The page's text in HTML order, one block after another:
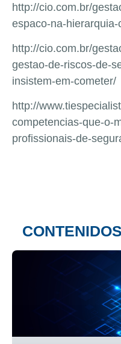
http://cio.com.br/
espaco-na-
http://cio.com.br/
gestao-de-riscos-de-
insistem-em-cometer/
http://
competencias-que-o-
profissionais-de-